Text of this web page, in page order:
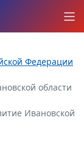
Федерации
области
Ивановской